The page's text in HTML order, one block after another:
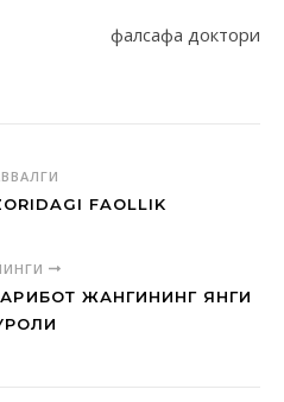
фалсафа доктори
FAOLLIK
ЖАНГИНИНГ ЯНГИ